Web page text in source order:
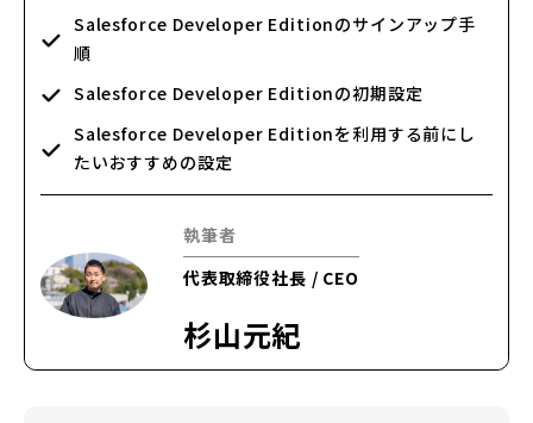
Salesforce Developer Editionのサインアップ手
順
Salesforce Developer Editionの初期設定
Salesforce Developer Editionを利用する前にし
たいおすすめの設定
執筆者
代表取締役社長 / CEO
杉山元紀